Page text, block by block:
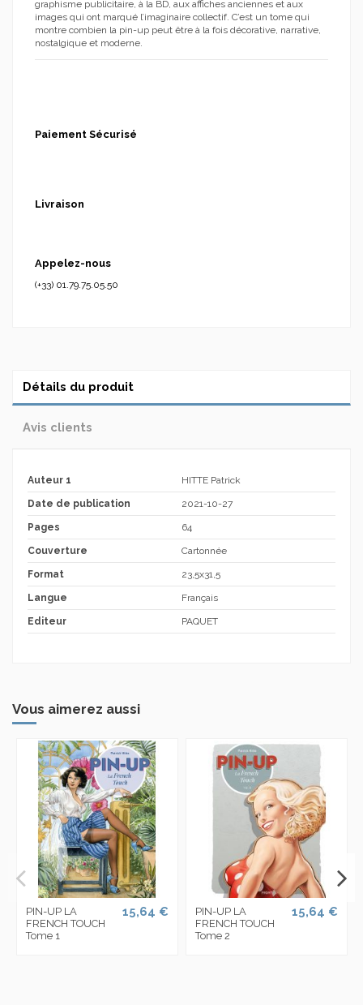
graphisme publicitaire, à la BD, aux affiches anciennes et aux
images qui ont marqué l’imaginaire collectif. C’est un tome qui
montre combien la pin-up peut être à la fois décorative, narrative,
nostalgique et moderne.
Paiement Sécurisé
Livraison
Appelez-nous
(+33) 01.79.75.05.50
Détails du produit
Avis clients
Auteur 1 HITTE Patrick
Date de publication 2021-10-27
Pages 64
Couverture Cartonnée
Format 23,5x31,5
Langue Français
Editeur PAQUET
Vous aimerez aussi
PIN-UP LA
FRENCH TOUCH
Tome 1
15,64 €
PIN-UP LA
FRENCH TOUCH
Tome 2
15,64 €